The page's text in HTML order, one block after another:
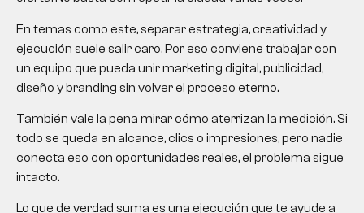
En temas como este, separar estrategia, creatividad y
ejecución suele salir caro. Por eso conviene trabajar con
un equipo que pueda unir marketing digital, publicidad,
diseño y branding sin volver el proceso eterno.
También vale la pena mirar cómo aterrizan la medición. Si
todo se queda en alcance, clics o impresiones, pero nadie
conecta eso con oportunidades reales, el problema sigue
intacto.
Lo que de verdad suma es una ejecución que te ayude a